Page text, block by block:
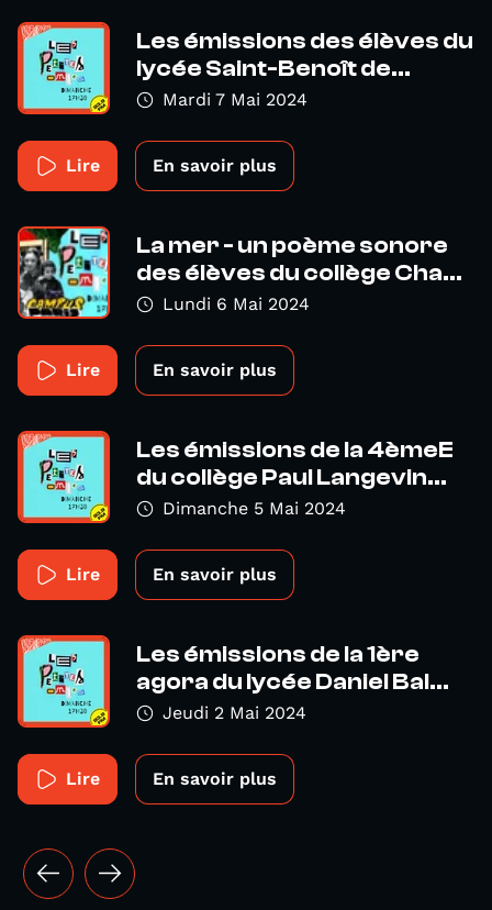
Les émissions des élèves du
lycée Saint-Benoît de...
Mardi 7 Mai 2024
Lire En savoir plus
La mer - un poème sonore
des élèves du collège Cha...
Lundi 6 Mai 2024
Lire En savoir plus
Les émissions de la 4èmeE
du collège Paul Langevin...
Dimanche 5 Mai 2024
Lire En savoir plus
Les émissions de la 1ère
agora du lycée Daniel Bal...
Jeudi 2 Mai 2024
Lire En savoir plus